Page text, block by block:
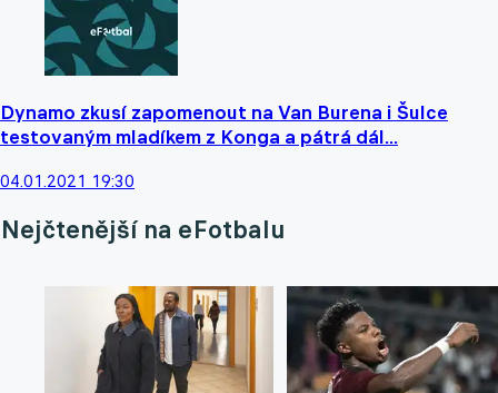
Dynamo zkusí zapomenout na Van Burena i Šulce
testovaným mladíkem z Konga a pátrá dál...
04.01.2021 19:30
Nejčtenější na eFotbalu